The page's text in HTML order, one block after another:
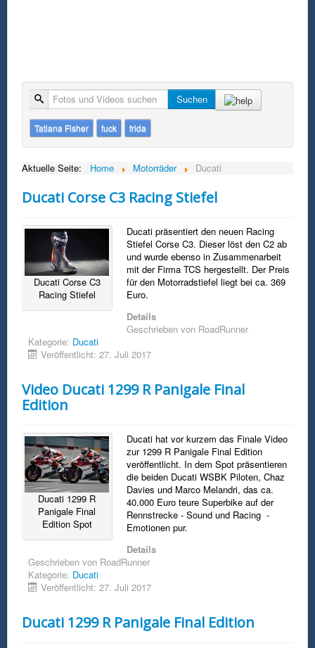
Suche Suchen
Tatiana Fisher fuck frida
Aktuelle Seite: Home Motorräder Ducati
Ducati Corse C3 Racing Stiefel
Ducati Corse C3
Racing Stiefel
Ducati präsentiert den neuen Racing
Stiefel Corse C3. Dieser löst den C2 ab
und wurde ebenso in Zusammenarbeit
mit der Firma TCS hergestellt. Der Preis
für den Motorradstiefel liegt bei ca. 369
Euro.
Details
Geschrieben von RoadRunner
Kategorie: Ducati
Veröffentlicht: 27. Juli 2017
Video Ducati 1299 R Panigale Final
Edition
Ducati 1299 R
Panigale Final
Edition Spot
Ducati hat vor kurzem das Finale Video
zur 1299 R Panigale Final Edition
veröffentlicht. In dem Spot präsentieren
die beiden Ducati WSBK Piloten, Chaz
Davies und Marco Melandri, das ca.
40.000 Euro teure Superbike auf der
Rennstrecke - Sound und Racing -
Emotionen pur.
Details
Geschrieben von RoadRunner
Kategorie: Ducati
Veröffentlicht: 27. Juli 2017
Ducati 1299 R Panigale Final Edition